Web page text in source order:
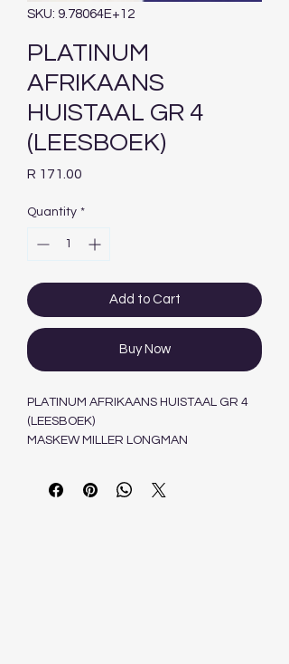
SKU: 9.78064E+12
PLATINUM
AFRIKAANS
HUISTAAL GR 4
(LEESBOEK)
R 171.00
Quantity *
Add to Cart
Buy Now
PLATINUM AFRIKAANS HUISTAAL GR 4
(LEESBOEK)
MASKEW MILLER LONGMAN